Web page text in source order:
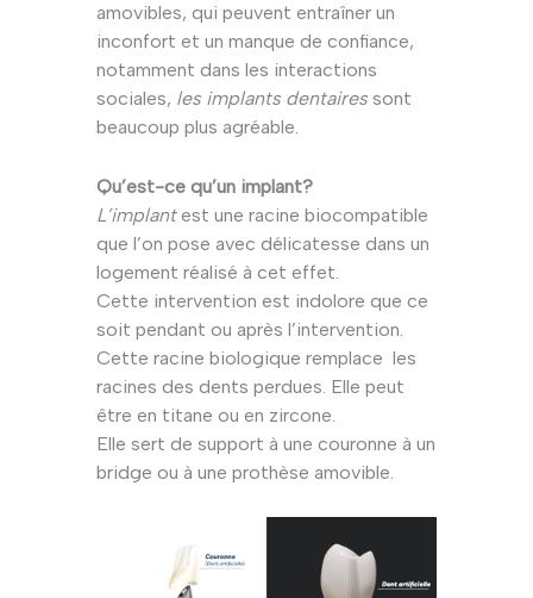
amovibles, qui peuvent entraîner un
inconfort et un manque de confiance,
notamment dans les interactions
sociales, les implants dentairessont
beaucoup plus agréable.
Qu’est-ce qu’un implant?
L’implantest une racine biocompatible
que l’on pose avec délicatesse dans un
logement réalisé à cet effet.
Cette intervention est indolore que ce
soit pendant ou après l’intervention.
Cette racine biologique remplace les
racines des dents perdues. Elle peut
être en titane ou en zircone.
Elle sert de support à une couronne à un
bridge ou à une prothèse amovible.